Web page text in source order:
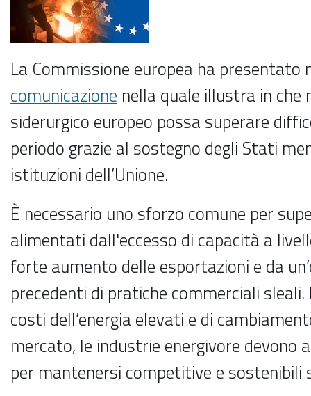
La Commissione europea ha presentato
comunicazione nella quale illustra in
siderurgico europeo possa superare
periodo grazie al sostegno degli Stati
istituzioni dell’Unione.
È necessario uno sforzo comune per
alimentati dall'eccesso di capacità a
forte aumento delle esportazioni e da
precedenti di pratiche commerciali
costi dell’energia elevati e di
mercato, le industrie energivore devono
per mantenersi competitive e sostenibili